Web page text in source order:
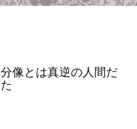
像とは真逆の人間だ